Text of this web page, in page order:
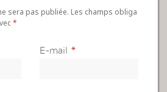
sera pas publiée. Les champs obliga
*
E-mail *